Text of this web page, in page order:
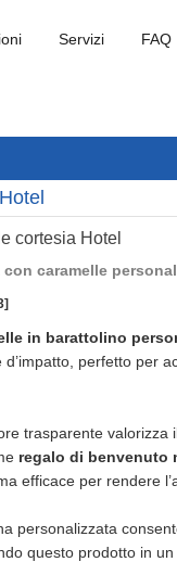
Servizi FAQ
cortesia Hotel
caramelle
in barattolino
d’impatto, perfetto per
trasparente valorizza
regalo di benvenuto
efficace per rendere
personalizzata
questo prodotto in